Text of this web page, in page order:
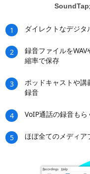
SoundTap
1 ダイレクトなデジ
2
録音ファイルを
縮率で保存
3
ポッドキャストや講
録音
4 VoIP通話の録音も
5 ほぼ全てのメディア